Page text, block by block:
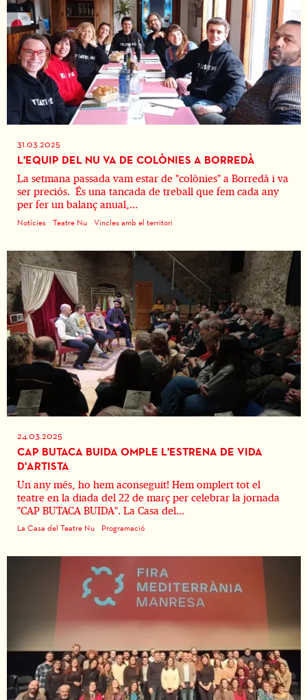
31.03.2025
L'EQUIP DEL NU VA DE COLÒNIES A BORREDÀ
La setmana passada vam estar de "colònies" a Borredà i va
ser preciós. És una tancada de treball que fem cada any
per fer un balanç anual,...
Notícies Teatre Nu Vincles amb el territori
24.03.2025
CAP BUTACA BUIDA OMPLE L'ESTRENA DE VIDA
D'ARTISTA
Un any més, ho hem aconseguit! Hem omplert tot el
teatre en la diada del 22 de març per celebrar la jornada
"CAP BUTACA BUIDA". La Casa del...
La Casa del Teatre Nu Programació